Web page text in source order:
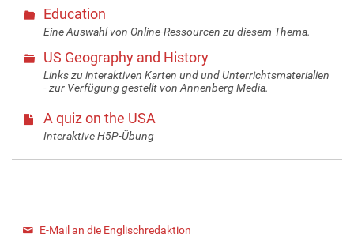
Education
Eine Auswahl von Online-Ressourcen zu diesem Thema.
US Geography and History
Links zu interaktiven Karten und und Unterrichtsmaterialien
- zur Verfügung gestellt von Annenberg Media.
A quiz on the USA
Interaktive H5P-Übung
E-Mail an die Englischredaktion